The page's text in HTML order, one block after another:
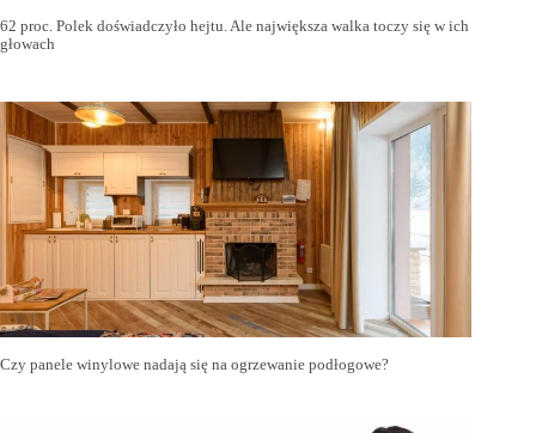
62 proc. Polek doświadczyło hejtu. Ale największa walka toczy się w ich
głowach
Czy panele winylowe nadają się na ogrzewanie podłogowe?